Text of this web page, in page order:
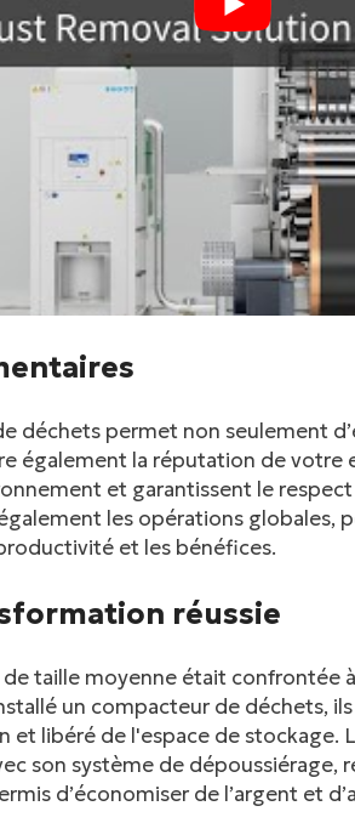
déchets permet non seulement
également la réputation de
et garantissent le
les opérations globales,
et les bénéfices.
réussie
taille moyenne était confrontée
un compacteur de déchets,
et libéré de l'espace de stockage.
son système de dépoussiérage,
d’économiser de l’argent et